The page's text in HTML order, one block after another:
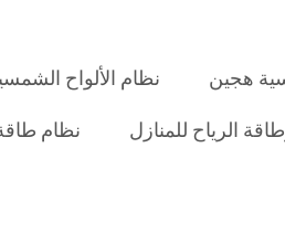
هجين نظام الألواح
الرياح للمنازل نظام